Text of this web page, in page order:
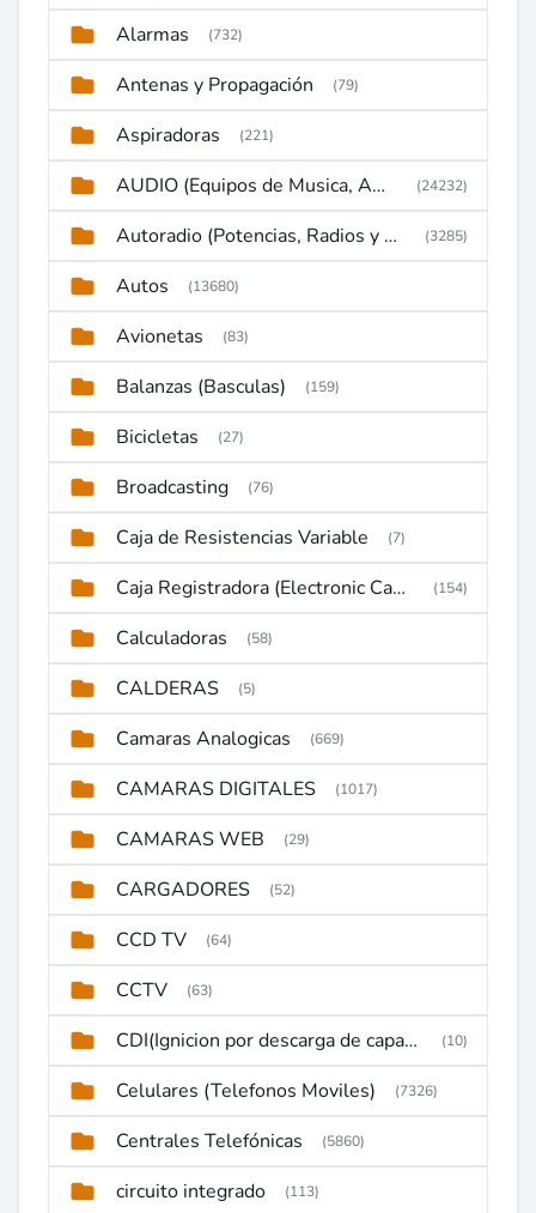
Alarmas (732)
Antenas y Propagación (79)
Aspiradoras (221)
AUDIO (Equipos de Musica, Amplificadores, Reproductores, Etc) (24232)
Autoradio (Potencias, Radios y DVD) (3285)
Autos (13680)
Avionetas (83)
Balanzas (Basculas) (159)
Bicicletas (27)
Broadcasting (76)
Caja de Resistencias Variable (7)
Caja Registradora (Electronic Cash Register) (154)
Calculadoras (58)
CALDERAS (5)
Camaras Analogicas (669)
CAMARAS DIGITALES (1017)
CAMARAS WEB (29)
CARGADORES (52)
CCD TV (64)
CCTV (63)
CDI(Ignicion por descarga de capacitor) (10)
Celulares (Telefonos Moviles) (7326)
Centrales Telefónicas (5860)
circuito integrado (113)